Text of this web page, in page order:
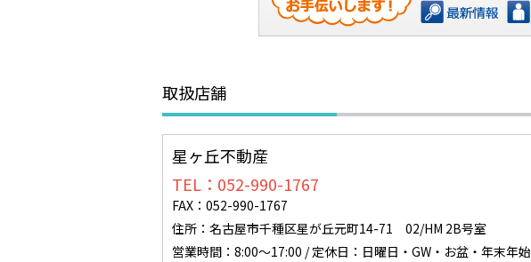
取扱店舗
星ヶ丘不動産
TEL：052-990-1767
FAX：052-990-1767
住所：名古屋市千種区星が丘元町14-71 02/HM 2B号室
営業時間：8:00～17:00 / 定休日：日曜日・GW・お盆・年末年始